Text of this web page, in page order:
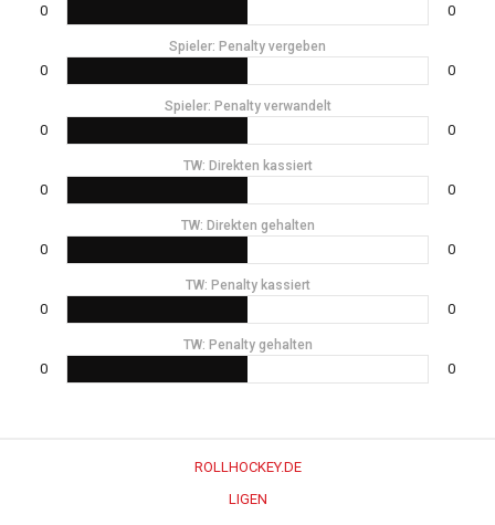
0 0
Spieler: Penalty vergeben
0 0
Spieler: Penalty verwandelt
0 0
TW: Direkten kassiert
0 0
TW: Direkten gehalten
0 0
TW: Penalty kassiert
0 0
TW: Penalty gehalten
0 0
ROLLHOCKEY.DE
LIGEN